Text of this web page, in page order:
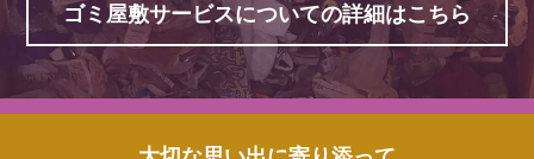
ゴミ屋敷サービスについての詳細はこちら